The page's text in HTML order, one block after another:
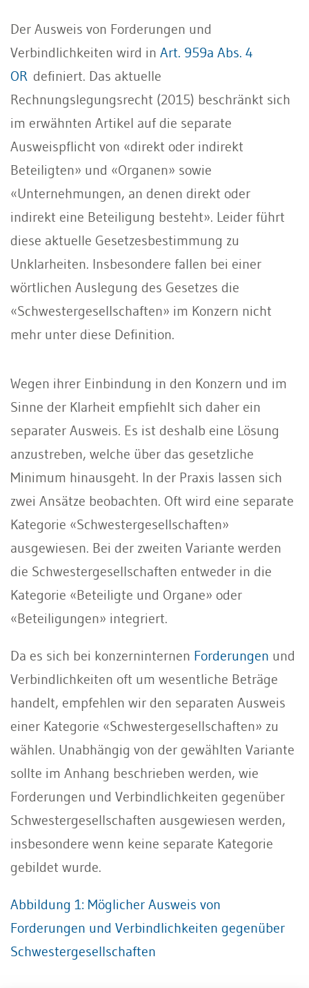
Der Ausweis von Forderungen und
Verbindlichkeiten wird in Art. 959a Abs. 4
OR definiert. Das aktuelle
Rechnungslegungsrecht (2015) beschränkt sich
im erwähnten Artikel auf die separate
Ausweispflicht von «direkt oder indirekt
Beteiligten» und «Organen» sowie
«Unternehmungen, an denen direkt oder
indirekt eine Beteiligung besteht». Leider führt
diese aktuelle Gesetzesbestimmung zu
Unklarheiten. Insbesondere fallen bei einer
wörtlichen Auslegung des Gesetzes die
«Schwestergesellschaften» im Konzern nicht
mehr unter diese Definition.
Wegen ihrer Einbindung in den Konzern und im
Sinne der Klarheit empfiehlt sich daher ein
separater Ausweis. Es ist deshalb eine Lösung
anzustreben, welche über das gesetzliche
Minimum hinausgeht. In der Praxis lassen sich
zwei Ansätze beobachten. Oft wird eine separate
Kategorie «Schwestergesellschaften»
ausgewiesen. Bei der zweiten Variante werden
die Schwestergesellschaften entweder in die
Kategorie «Beteiligte und Organe» oder
«Beteiligungen» integriert.
Da es sich bei konzerninternen Forderungen und
Verbindlichkeiten oft um wesentliche Beträge
handelt, empfehlen wir den separaten Ausweis
einer Kategorie «Schwestergesellschaften» zu
wählen. Unabhängig von der gewählten Variante
sollte im Anhang beschrieben werden, wie
Forderungen und Verbindlichkeiten gegenüber
Schwestergesellschaften ausgewiesen werden,
insbesondere wenn keine separate Kategorie
gebildet wurde.
Abbildung 1: Möglicher Ausweis von
Forderungen und Verbindlichkeiten gegenüber
Schwestergesellschaften